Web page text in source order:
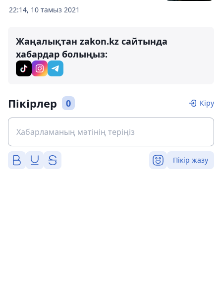
22:14, 10 тамыз 2021
Жаңалықтан zakon.kz сайтында
хабардар болыңыз:
Пікірлер 0 Кіру
Пікір жазу